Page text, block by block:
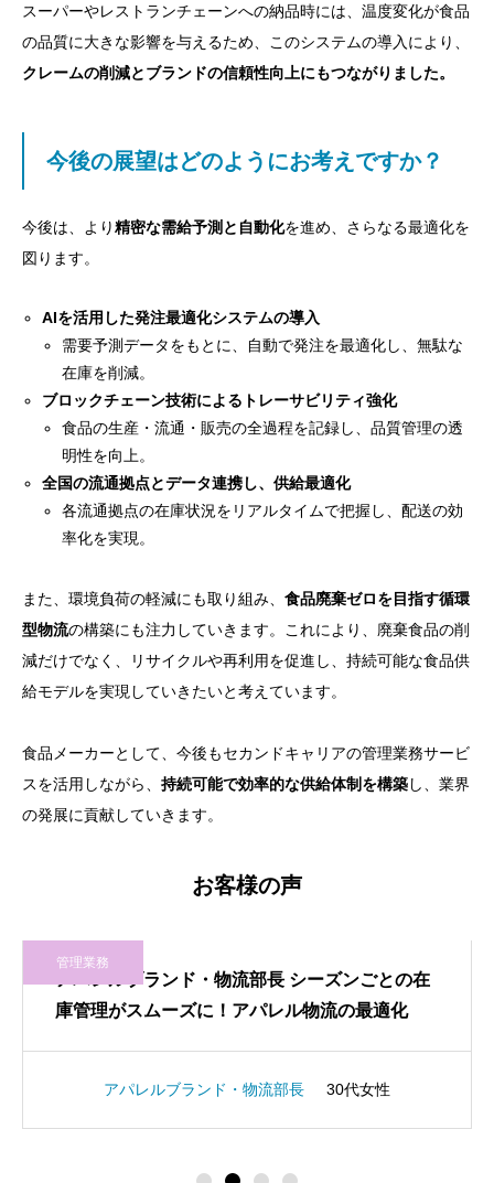
スーパーやレストランチェーンへの納品時には、温度変化が食品
の品質に大きな影響を与えるため、このシステムの導入により、
クレームの削減とブランドの信頼性向上にもつながりました。
今後の展望はどのようにお考えですか？
今後は、より精密な需給予測と自動化を進め、さらなる最適化を
図ります。
AIを活用した発注最適化システムの導入
需要予測データをもとに、自動で発注を最適化し、無駄な
在庫を削減。
ブロックチェーン技術によるトレーサビリティ強化
食品の生産・流通・販売の全過程を記録し、品質管理の透
明性を向上。
全国の流通拠点とデータ連携し、供給最適化
各流通拠点の在庫状況をリアルタイムで把握し、配送の効
率化を実現。
また、環境負荷の軽減にも取り組み、 食品廃棄ゼロを目指す循環
型物流の構築にも注力していきます。これにより、廃棄食品の削
減だけでなく、リサイクルや再利用を促進し、持続可能な食品供
給モデルを実現していきたいと考えています。
食品メーカーとして、今後もセカンドキャリアの管理業務サービ
スを活用しながら、 持続可能で効率的な供給体制を構築し、業界
の発展に貢献していきます。
お客様の声
管理業務
アパレルブランド・物流部長 シーズンごとの在
庫管理がスムーズに！アパレル物流の最適化
アパレルブランド・物流部長 30代女性